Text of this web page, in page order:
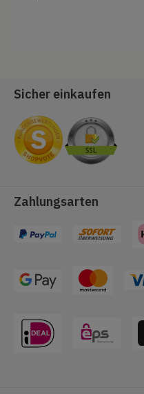
Sicher einkaufen
Zahlungsarten